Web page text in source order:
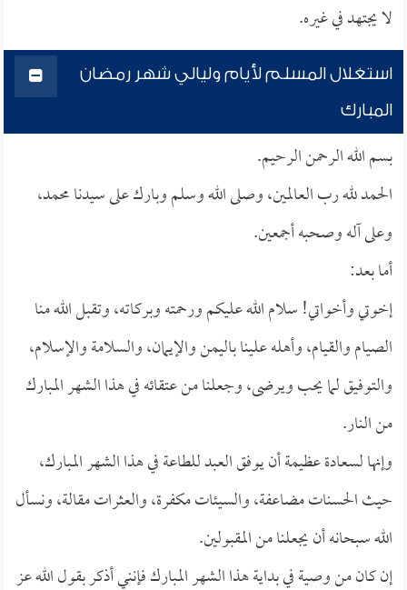
لا يجتهد في غيره.
استغلال المسلم لأيام وليالي شهر رمضان
المبارك
بسم الله الرحمن الرحيم.
الحمد لله رب العالمين، وصلى الله وسلم وبارك على سيدنا محمد،
وعلى آله وصحبه أجمعين.
أما بعد:
إخوتي وأخواتي! سلام الله عليكم ورحمته وبركاته، وتقبل الله منا
الصيام والقيام، وأهله علينا باليمن والإيمان، والسلامة والإسلام،
والتوفيق لما يحب ويرضى، وجعلنا من عتقائه في هذا الشهر المبارك
من النار.
وإنها لسعادة عظيمة أن يوفق العبد للطاعة في هذا الشهر المبارك،
حيث الحسنات مضاعفة، والسيئات مكفرة، والعثرات مقالة، ونسأل
الله سبحانه أن يجعلنا من المقبولين.
إن كان من وصية في بداية هذا الشهر المبارك فإنني أذكر بقول الله عز